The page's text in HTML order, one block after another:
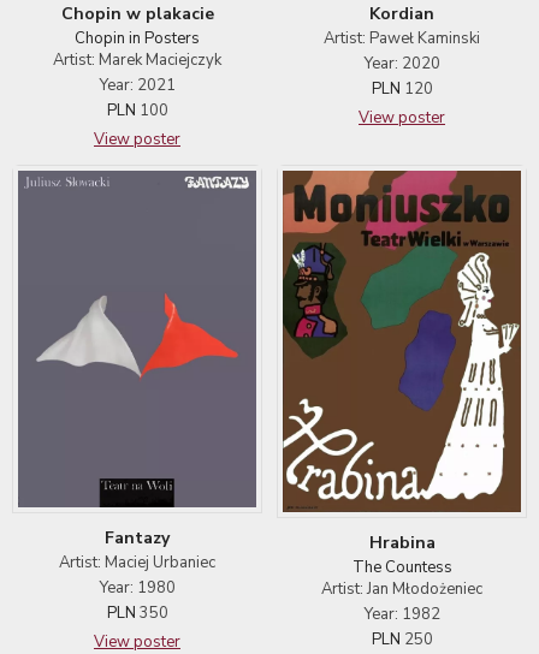
Chopin w plakacie
Chopin in Posters
Artist: Marek Maciejczyk
Year: 2021
PLN 100
View poster
Kordian
Artist: Paweł Kaminski
Year: 2020
PLN 120
View poster
Fantazy
Artist: Maciej Urbaniec
Year: 1980
PLN 350
View poster
Hrabina
The Countess
Artist: Jan Młodożeniec
Year: 1982
PLN 250